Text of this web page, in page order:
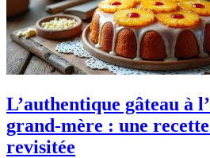
L’authentique gâteau à
grand-mère : une
revisitée